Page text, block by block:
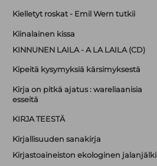
Kielletyt roskat - Emil Wern tutkii
Kiinalainen kissa
KINNUNEN LAILA - A LA LAILA (CD)
Kipeitä kysymyksiä kärsimyksestä
Kirja on pitkä ajatus : wareliaanisia
esseitä
KIRJA TEESTÄ
Kirjallisuuden sanakirja
Kirjastoaineiston ekologinen jalanjälki